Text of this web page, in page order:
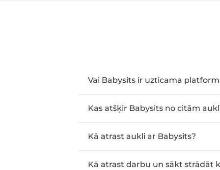
Vai Babysits ir uzticama
Kas atšķir Babysits no citām
Kā atrast aukli ar Babysits?
Kā atrast darbu un sākt strādāt